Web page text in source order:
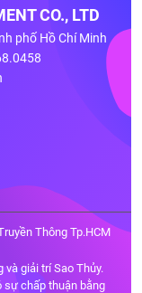
CO., LTD
phố Hồ Chí Minh
Thông Tp.HCM
và giải trí Sao Thủy.
sự chấp thuận bằng